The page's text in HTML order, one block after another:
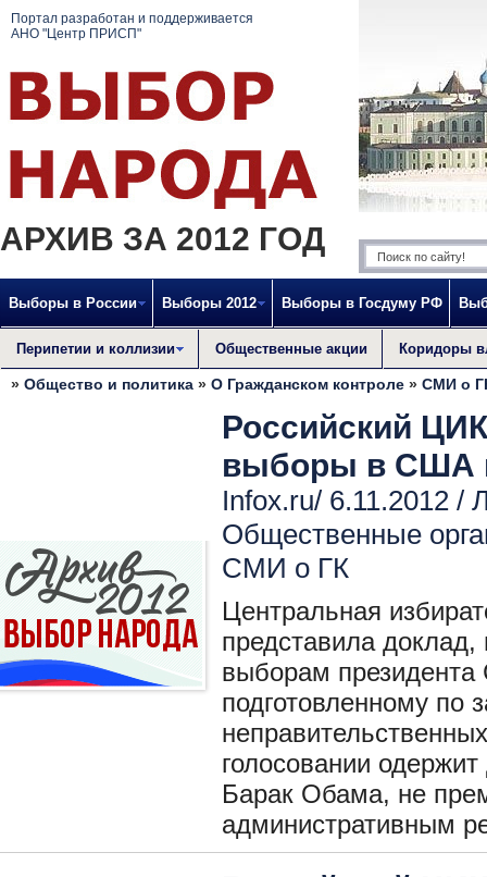
Портал разработан и поддерживается
АНО "Центр ПРИСП"
АРХИВ ЗА 2012 ГОД
Выборы в России Выборы 2012 Выборы в Госдуму РФ
Перипетии и коллизии Общественные акции Коридоры
» Общество и политика » О Гражданском контроле » СМИ о
Российский
выборы в США
Infox.ru/ 6.11.2012 /
Общественные
СМИ о ГК
Центральная
представила
выборам
подготовленному по
голосовании
Барак Обама, не
административным